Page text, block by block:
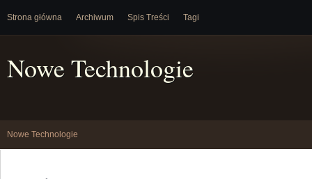
Strona główna Archiwum Spis Treści Tagi
Nowe Technologie
Nowe Technologie